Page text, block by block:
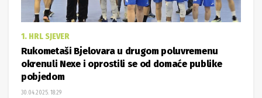
1. HRL SJEVER
Rukometaši Bjelovara u drugom poluvremenu
okrenuli Nexe i oprostili se od domaće publike
pobjedom
30.04.2025. 18:29